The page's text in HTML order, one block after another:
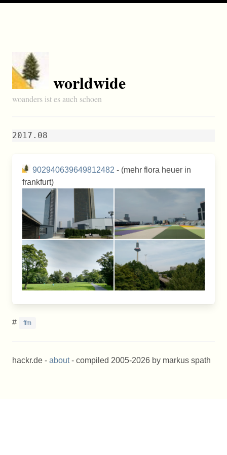
worldwide
woanders ist es auch schoen
2017.08
902940639649812482 - (mehr flora heuer in
frankfurt)
# ffm
hackr.de - about- compiled 2005-2026 by markus spath